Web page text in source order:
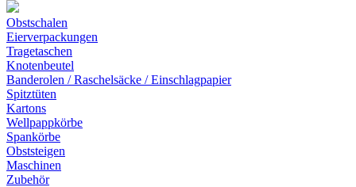
Obstschalen
Eierverpackungen
Tragetaschen
Knotenbeutel
Banderolen / Raschelsäcke / Einschlagpapier
Spitztüten
Kartons
Wellpappkörbe
Spankörbe
Obststeigen
Maschinen
Zubehör